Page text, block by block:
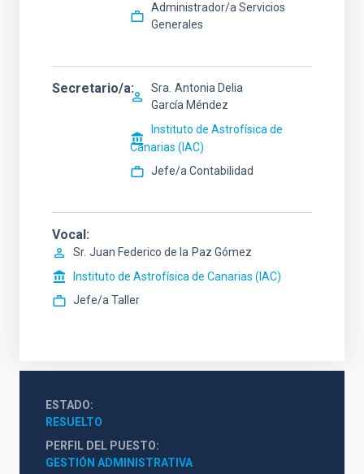
Administrador/a Servicios
Generales
Secretario/a Sra. Antonia Delia
García Méndez
Instituto de Astrofísica de
Canarias (IAC)
Jefe/a Contabilidad
Vocal
Sr. Juan Federico de la Paz Gómez
Instituto de Astrofísica de Canarias (IAC)
Jefe/a Taller
ESTADO
RESUELTO
PERFIL DEL PUESTO
GESTIÓN ADMINISTRATIVA